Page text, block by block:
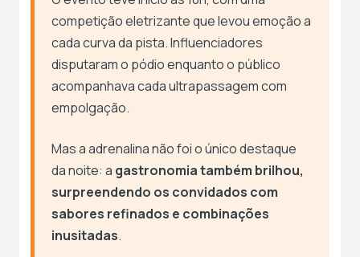
competição eletrizante que levou emoção a
cada curva da pista. Influenciadores
disputaram o pódio enquanto o público
acompanhava cada ultrapassagem com
empolgação.
Mas a adrenalina não foi o único destaque
da noite: a gastronomia também brilhou,
surpreendendo os convidados com
sabores refinados e combinações
inusitadas.